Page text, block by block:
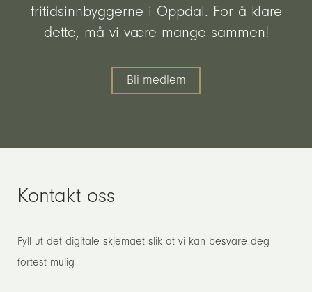
fritidsinnbyggerne i Oppdal. For å klare
dette, må vi være mange sammen!
Bli medlem
Kontakt oss
Fyll ut det digitale skjemaet slik at vi kan besvare deg
fortest mulig